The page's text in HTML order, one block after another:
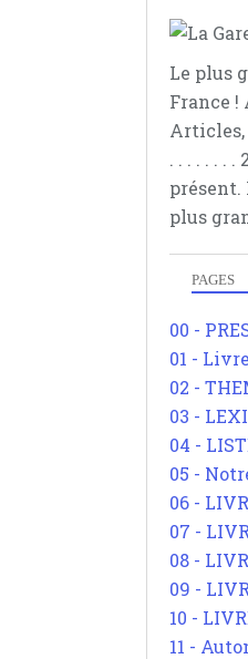
Le plus
France !
Articles,
. . . . . . .
présent.
plus
PAGES
00 -
01 -
02 -
03 -
04 -
05 -
06 -
07 -
08 -
09 -
10 -
11 -